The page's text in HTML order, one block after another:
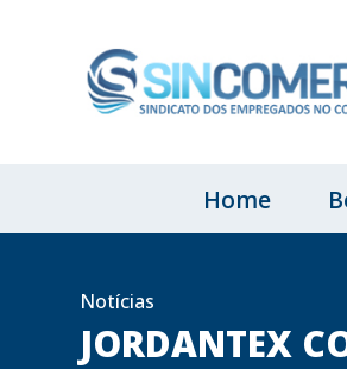
Home
Notícias
JORDANTEX